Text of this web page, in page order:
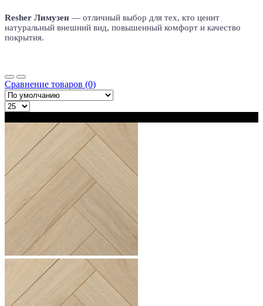
Resher Лимузен — отличный выбор для тех, кто ценит
натуральный внешний вид, повышенный комфорт и качество
покрытия.
Сравнение товаров (0)